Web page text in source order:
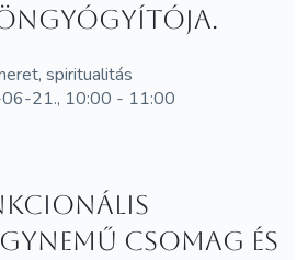
spiritualitás
21., 10:00 - 11:00
csomag és